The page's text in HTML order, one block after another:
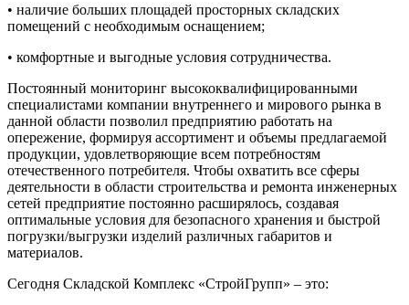
• наличие больших площадей просторных складских
помещений с необходимым оснащением;
• комфортные и выгодные условия сотрудничества.
Постоянный мониторинг высококвалифицированными
специалистами компании внутреннего и мирового рынка в
данной области позволил предприятию работать на
опережение, формируя ассортимент и объемы предлагаемой
продукции, удовлетворяющие всем потребностям
отечественного потребителя. Чтобы охватить все сферы
деятельности в области строительства и ремонта инженерных
сетей предприятие постоянно расширялось, создавая
оптимальные условия для безопасного хранения и быстрой
погрузки/выгрузки изделий различных габаритов и
материалов.
Сегодня Складской Комплекс «СтройГрупп» – это: